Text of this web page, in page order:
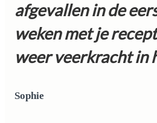
afgevallen in de
weken met je
weer veerkracht in
Sophie